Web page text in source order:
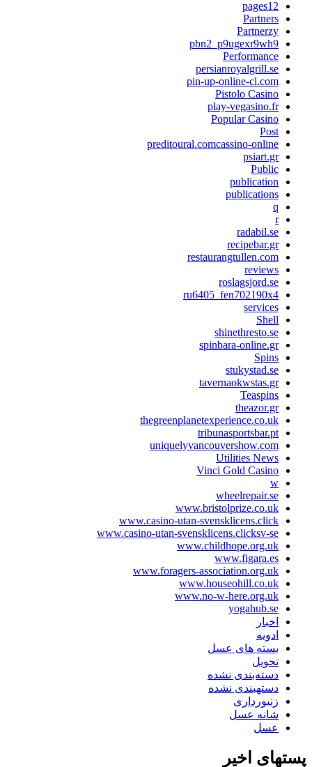
pages12
Partners
Partnerzy
pbn2_p9ugexr9wh9
Performance
persianroyalgrill.se
pin-up-online-cl.com
Pistolo Casino
play-vegasino.fr
Popular Casino
Post
preditoural.comcassino-online
psiart.gr
Public
publication
publications
q
r
radabil.se
recipebar.gr
restaurangtullen.com
reviews
roslagsjord.se
ru6405_fen702190x4
services
Shell
shinethresto.se
spinbara-online.gr
Spins
stukystad.se
tavernaokwstas.gr
Teaspins
theazor.gr
thegreenplanetexperience.co.uk
tribunasportsbar.pt
uniquelyvancouvershow.com
Utilities News
Vinci Gold Casino
w
wheelrepair.se
www.bristolprize.co.uk
www.casino-utan-svensklicens.click
www.casino-utan-svensklicens.clicksv-se
www.childhope.org.uk
www.figara.es
www.foragers-association.org.uk
www.houseohill.co.uk
www.no-w-here.org.uk
yogahub.se
اخبار
ادویه
بسته های عسل
تحویل
دسته‌بندی نشده
دستهبندی نشده
زنبورداری
شانه عسل
عسل
پستهای اخیر